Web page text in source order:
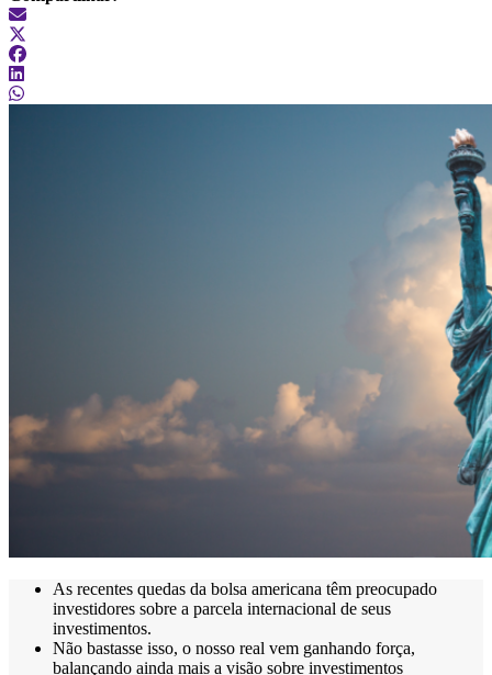
As recentes quedas da bolsa americana têm preocupado
investidores sobre a parcela internacional de seus
investimentos.
Não bastasse isso, o nosso real vem ganhando força,
balançando ainda mais a visão sobre investimentos